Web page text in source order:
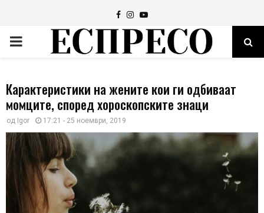
Facebook
Instagram
Youtube
PRIMARY
Карактеристики на жените кои ги одбиваат
момците, според хороскопските знаци
од Igor 17:21 - 25 ноември, 2019